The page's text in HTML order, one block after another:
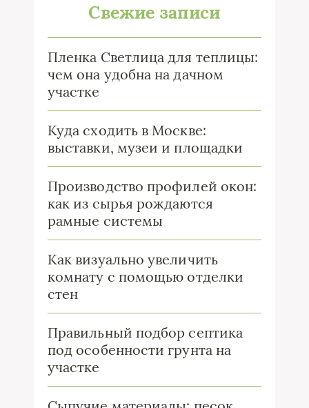
Свежие записи
Пленка Светлица для теплицы:
чем она удобна на дачном
участке
Куда сходить в Москве:
выставки, музеи и площадки
Производство профилей окон:
как из сырья рождаются
рамные системы
Как визуально увеличить
комнату с помощью отделки
стен
Правильный подбор септика
под особенности грунта на
участке